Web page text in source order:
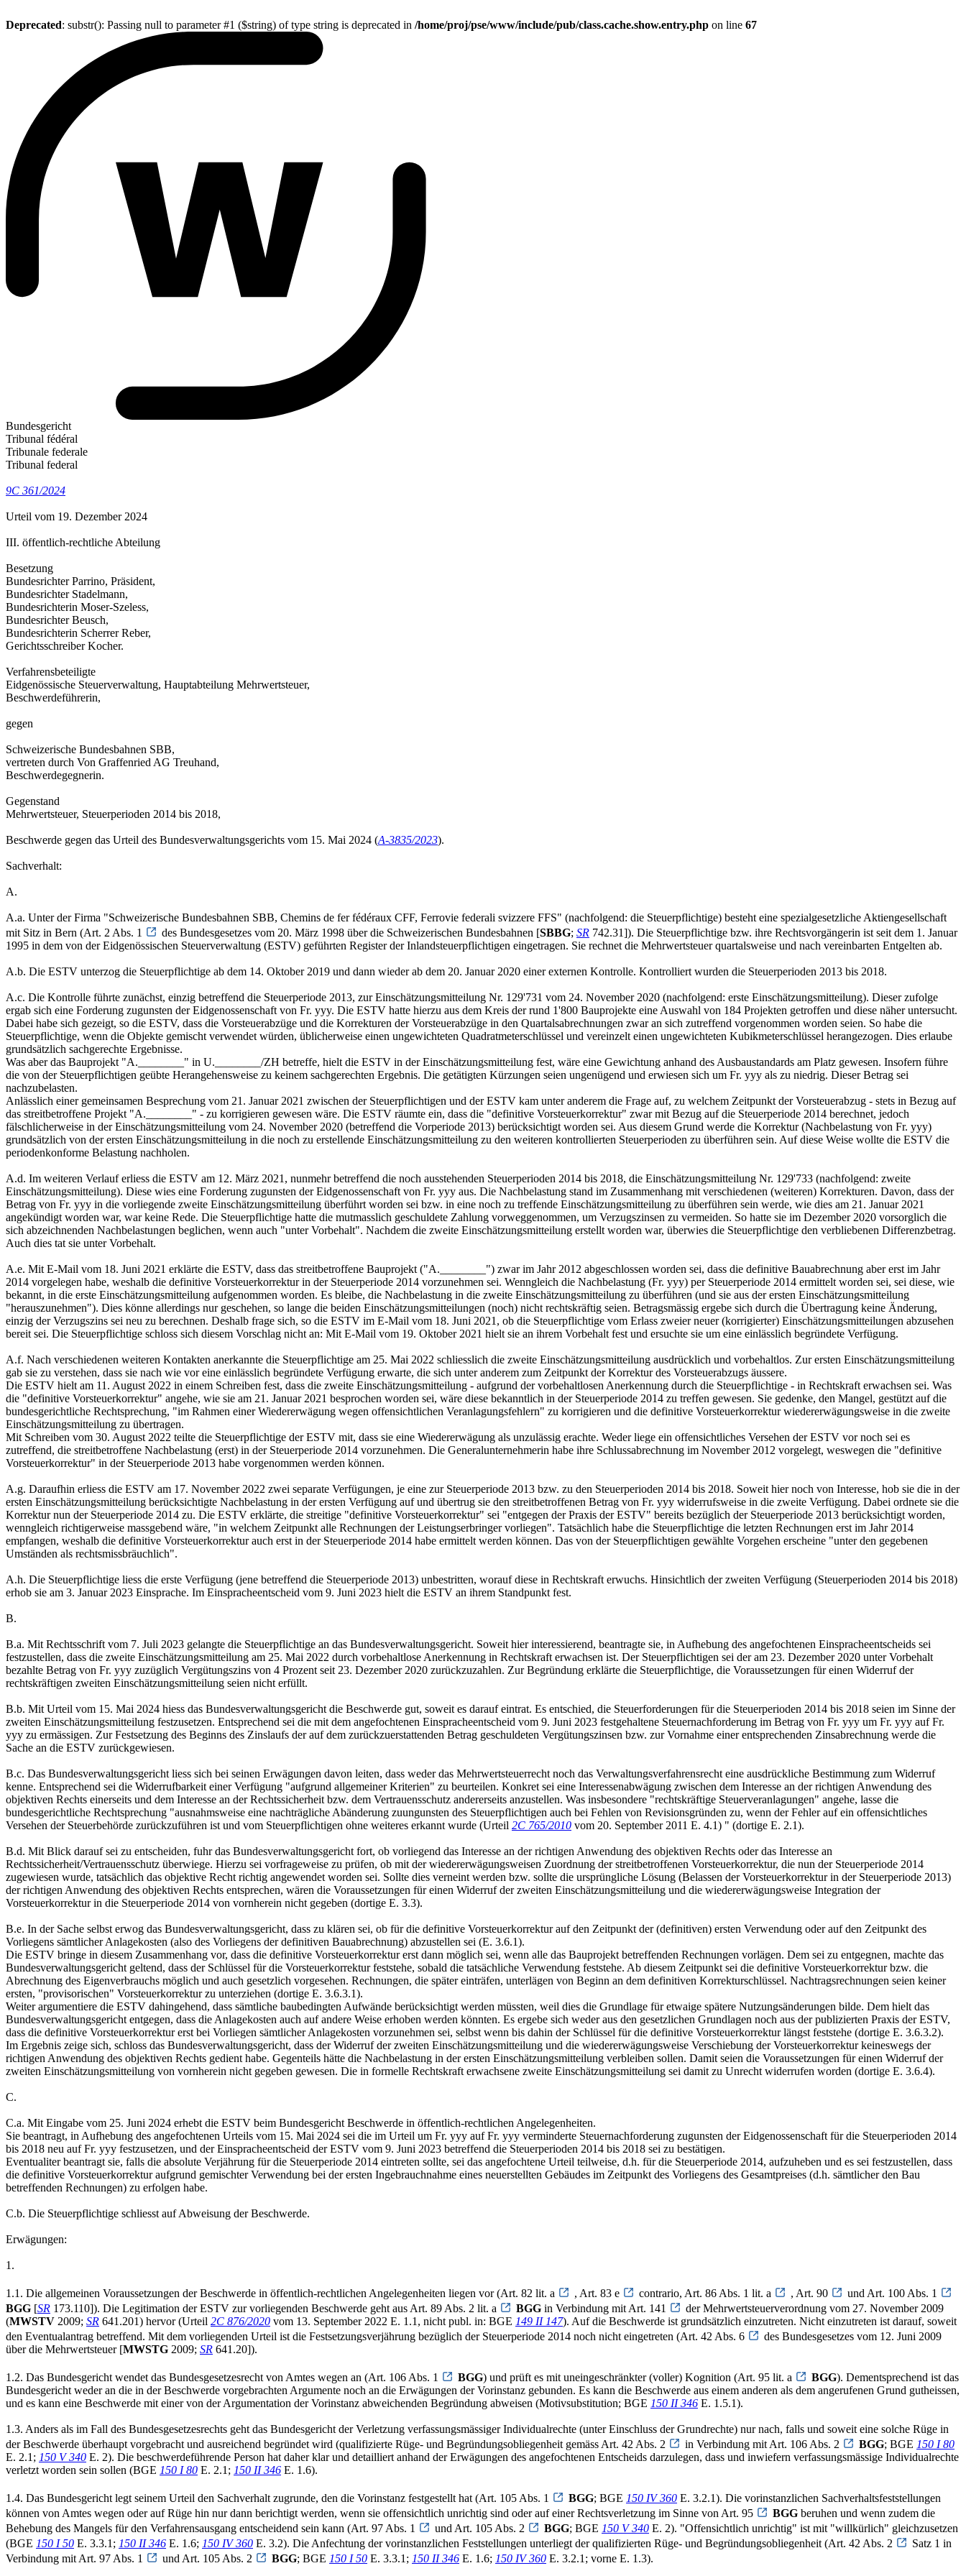
Deprecated: substr(): Passing null to parameter #1 ($string) of type string is deprecated in /home/proj/pse/www/include/pub/class.cache.show.entry.php on line 67
Bundesgericht
Tribunal fédéral
Tribunale federale
Tribunal federal
9C 361/2024
Urteil vom 19. Dezember 2024
III. öffentlich-rechtliche Abteilung
Besetzung
Bundesrichter Parrino, Präsident,
Bundesrichter Stadelmann,
Bundesrichterin Moser-Szeless,
Bundesrichter Beusch,
Bundesrichterin Scherrer Reber,
Gerichtsschreiber Kocher.
Verfahrensbeteiligte
Eidgenössische Steuerverwaltung, Hauptabteilung Mehrwertsteuer,
Beschwerdeführerin,
gegen
Schweizerische Bundesbahnen SBB,
vertreten durch Von Graffenried AG Treuhand,
Beschwerdegegnerin.
Gegenstand
Mehrwertsteuer, Steuerperioden 2014 bis 2018,
Beschwerde gegen das Urteil des Bundesverwaltungsgerichts vom 15. Mai 2024 (A-3835/2023).
Sachverhalt:
A.
A.a. Unter der Firma "Schweizerische Bundesbahnen SBB, Chemins de fer fédéraux CFF, Ferrovie federali svizzere FFS" (nachfolgend: die Steuerpflichtige) besteht eine spezialgesetzliche Aktiengesellschaft
mit Sitz in Bern (Art. 2 Abs. 1
des Bundesgesetzes vom 20. März 1998 über die Schweizerischen Bundesbahnen [SBBG; SR 742.31]). Die Steuerpflichtige bzw. ihre Rechtsvorgängerin ist seit dem 1. Januar
1995 in dem von der Eidgenössischen Steuerverwaltung (ESTV) geführten Register der Inlandsteuerpflichtigen eingetragen. Sie rechnet die Mehrwertsteuer quartalsweise und nach vereinbarten Entgelten ab.
A.b. Die ESTV unterzog die Steuerpflichtige ab dem 14. Oktober 2019 und dann wieder ab dem 20. Januar 2020 einer externen Kontrolle. Kontrolliert wurden die Steuerperioden 2013 bis 2018.
A.c. Die Kontrolle führte zunächst, einzig betreffend die Steuerperiode 2013, zur Einschätzungsmitteilung Nr. 129'731 vom 24. November 2020 (nachfolgend: erste Einschätzungsmitteilung). Dieser zufolge
ergab sich eine Forderung zugunsten der Eidgenossenschaft von Fr. yyy. Die ESTV hatte hierzu aus dem Kreis der rund 1'800 Bauprojekte eine Auswahl von 184 Projekten getroffen und diese näher untersucht.
Dabei habe sich gezeigt, so die ESTV, dass die Vorsteuerabzüge und die Korrekturen der Vorsteuerabzüge in den Quartalsabrechnungen zwar an sich zutreffend vorgenommen worden seien. So habe die
Steuerpflichtige, wenn die Objekte gemischt verwendet würden, üblicherweise einen ungewichteten Quadratmeterschlüssel und vereinzelt einen ungewichteten Kubikmeterschlüssel herangezogen. Dies erlaube
grundsätzlich sachgerechte Ergebnisse.
Was aber das Bauprojekt "A.________" in U.________/ZH betreffe, hielt die ESTV in der Einschätzungsmitteilung fest, wäre eine Gewichtung anhand des Ausbaustandards am Platz gewesen. Insofern führe
die von der Steuerpflichtigen geübte Herangehensweise zu keinem sachgerechten Ergebnis. Die getätigten Kürzungen seien ungenügend und erwiesen sich um Fr. yyy als zu niedrig. Dieser Betrag sei
nachzubelasten.
Anlässlich einer gemeinsamen Besprechung vom 21. Januar 2021 zwischen der Steuerpflichtigen und der ESTV kam unter anderem die Frage auf, zu welchem Zeitpunkt der Vorsteuerabzug - stets in Bezug auf
das streitbetroffene Projekt "A.________" - zu korrigieren gewesen wäre. Die ESTV räumte ein, dass die "definitive Vorsteuerkorrektur" zwar mit Bezug auf die Steuerperiode 2014 berechnet, jedoch
fälschlicherweise in der Einschätzungsmitteilung vom 24. November 2020 (betreffend die Vorperiode 2013) berücksichtigt worden sei. Aus diesem Grund werde die Korrektur (Nachbelastung von Fr. yyy)
grundsätzlich von der ersten Einschätzungsmitteilung in die noch zu erstellende Einschätzungsmitteilung zu den weiteren kontrollierten Steuerperioden zu überführen sein. Auf diese Weise wollte die ESTV die
periodenkonforme Belastung nachholen.
A.d. Im weiteren Verlauf erliess die ESTV am 12. März 2021, nunmehr betreffend die noch ausstehenden Steuerperioden 2014 bis 2018, die Einschätzungsmitteilung Nr. 129'733 (nachfolgend: zweite
Einschätzungsmitteilung). Diese wies eine Forderung zugunsten der Eidgenossenschaft von Fr. yyy aus. Die Nachbelastung stand im Zusammenhang mit verschiedenen (weiteren) Korrekturen. Davon, dass der
Betrag von Fr. yyy in die vorliegende zweite Einschätzungsmitteilung überführt worden sei bzw. in eine noch zu treffende Einschätzungsmitteilung zu überführen sein werde, wie dies am 21. Januar 2021
angekündigt worden war, war keine Rede. Die Steuerpflichtige hatte die mutmasslich geschuldete Zahlung vorweggenommen, um Verzugszinsen zu vermeiden. So hatte sie im Dezember 2020 vorsorglich die
sich abzeichnenden Nachbelastungen beglichen, wenn auch "unter Vorbehalt". Nachdem die zweite Einschätzungsmitteilung erstellt worden war, überwies die Steuerpflichtige den verbliebenen Differenzbetrag.
Auch dies tat sie unter Vorbehalt.
A.e. Mit E-Mail vom 18. Juni 2021 erklärte die ESTV, dass das streitbetroffene Bauprojekt ("A.________") zwar im Jahr 2012 abgeschlossen worden sei, dass die definitive Bauabrechnung aber erst im Jahr
2014 vorgelegen habe, weshalb die definitive Vorsteuerkorrektur in der Steuerperiode 2014 vorzunehmen sei. Wenngleich die Nachbelastung (Fr. yyy) per Steuerperiode 2014 ermittelt worden sei, sei diese, wie
bekannt, in die erste Einschätzungsmitteilung aufgenommen worden. Es bleibe, die Nachbelastung in die zweite Einschätzungsmitteilung zu überführen (und sie aus der ersten Einschätzungsmitteilung
"herauszunehmen"). Dies könne allerdings nur geschehen, so lange die beiden Einschätzungsmitteilungen (noch) nicht rechtskräftig seien. Betragsmässig ergebe sich durch die Übertragung keine Änderung,
einzig der Verzugszins sei neu zu berechnen. Deshalb frage sich, so die ESTV im E-Mail vom 18. Juni 2021, ob die Steuerpflichtige vom Erlass zweier neuer (korrigierter) Einschätzungsmitteilungen abzusehen
bereit sei. Die Steuerpflichtige schloss sich diesem Vorschlag nicht an: Mit E-Mail vom 19. Oktober 2021 hielt sie an ihrem Vorbehalt fest und ersuchte sie um eine einlässlich begründete Verfügung.
A.f. Nach verschiedenen weiteren Kontakten anerkannte die Steuerpflichtige am 25. Mai 2022 schliesslich die zweite Einschätzungsmitteilung ausdrücklich und vorbehaltlos. Zur ersten Einschätzungsmitteilung
gab sie zu verstehen, dass sie nach wie vor eine einlässlich begründete Verfügung erwarte, die sich unter anderem zum Zeitpunkt der Korrektur des Vorsteuerabzugs äussere.
Die ESTV hielt am 11. August 2022 in einem Schreiben fest, dass die zweite Einschätzungsmitteilung - aufgrund der vorbehaltlosen Anerkennung durch die Steuerpflichtige - in Rechtskraft erwachsen sei. Was
die "definitive Vorsteuerkorrektur" angehe, wie sie am 21. Januar 2021 besprochen worden sei, wäre diese bekanntlich in der Steuerperiode 2014 zu treffen gewesen. Sie gedenke, den Mangel, gestützt auf die
bundesgerichtliche Rechtsprechung, "im Rahmen einer Wiedererwägung wegen offensichtlichen Veranlagungsfehlern" zu korrigieren und die definitive Vorsteuerkorrektur wiedererwägungsweise in die zweite
Einschätzungsmitteilung zu übertragen.
Mit Schreiben vom 30. August 2022 teilte die Steuerpflichtige der ESTV mit, dass sie eine Wiedererwägung als unzulässig erachte. Weder liege ein offensichtliches Versehen der ESTV vor noch sei es
zutreffend, die streitbetroffene Nachbelastung (erst) in der Steuerperiode 2014 vorzunehmen. Die Generalunternehmerin habe ihre Schlussabrechnung im November 2012 vorgelegt, weswegen die "definitive
Vorsteuerkorrektur" in der Steuerperiode 2013 habe vorgenommen werden können.
A.g. Daraufhin erliess die ESTV am 17. November 2022 zwei separate Verfügungen, je eine zur Steuerperiode 2013 bzw. zu den Steuerperioden 2014 bis 2018. Soweit hier noch von Interesse, hob sie die in der
ersten Einschätzungsmitteilung berücksichtigte Nachbelastung in der ersten Verfügung auf und übertrug sie den streitbetroffenen Betrag von Fr. yyy widerrufsweise in die zweite Verfügung. Dabei ordnete sie die
Korrektur nun der Steuerperiode 2014 zu. Die ESTV erklärte, die streitige "definitive Vorsteuerkorrektur" sei "entgegen der Praxis der ESTV" bereits bezüglich der Steuerperiode 2013 berücksichtigt worden,
wenngleich richtigerweise massgebend wäre, "in welchem Zeitpunkt alle Rechnungen der Leistungserbringer vorliegen". Tatsächlich habe die Steuerpflichtige die letzten Rechnungen erst im Jahr 2014
empfangen, weshalb die definitive Vorsteuerkorrektur auch erst in der Steuerperiode 2014 habe ermittelt werden können. Das von der Steuerpflichtigen gewählte Vorgehen erscheine "unter den gegebenen
Umständen als rechtsmissbräuchlich".
A.h. Die Steuerpflichtige liess die erste Verfügung (jene betreffend die Steuerperiode 2013) unbestritten, worauf diese in Rechtskraft erwuchs. Hinsichtlich der zweiten Verfügung (Steuerperioden 2014 bis 2018)
erhob sie am 3. Januar 2023 Einsprache. Im Einspracheentscheid vom 9. Juni 2023 hielt die ESTV an ihrem Standpunkt fest.
B.
B.a. Mit Rechtsschrift vom 7. Juli 2023 gelangte die Steuerpflichtige an das Bundesverwaltungsgericht. Soweit hier interessierend, beantragte sie, in Aufhebung des angefochtenen Einspracheentscheids sei
festzustellen, dass die zweite Einschätzungsmitteilung am 25. Mai 2022 durch vorbehaltlose Anerkennung in Rechtskraft erwachsen ist. Der Steuerpflichtigen sei der am 23. Dezember 2020 unter Vorbehalt
bezahlte Betrag von Fr. yyy zuzüglich Vergütungszins von 4 Prozent seit 23. Dezember 2020 zurückzuzahlen. Zur Begründung erklärte die Steuerpflichtige, die Voraussetzungen für einen Widerruf der
rechtskräftigen zweiten Einschätzungsmitteilung seien nicht erfüllt.
B.b. Mit Urteil vom 15. Mai 2024 hiess das Bundesverwaltungsgericht die Beschwerde gut, soweit es darauf eintrat. Es entschied, die Steuerforderungen für die Steuerperioden 2014 bis 2018 seien im Sinne der
zweiten Einschätzungsmitteilung festzusetzen. Entsprechend sei die mit dem angefochtenen Einspracheentscheid vom 9. Juni 2023 festgehaltene Steuernachforderung im Betrag von Fr. yyy um Fr. yyy auf Fr.
yyy zu ermässigen. Zur Festsetzung des Beginns des Zinslaufs der auf dem zurückzuerstattenden Betrag geschuldeten Vergütungszinsen bzw. zur Vornahme einer entsprechenden Zinsabrechnung werde die
Sache an die ESTV zurückgewiesen.
B.c. Das Bundesverwaltungsgericht liess sich bei seinen Erwägungen davon leiten, dass weder das Mehrwertsteuerrecht noch das Verwaltungsverfahrensrecht eine ausdrückliche Bestimmung zum Widerruf
kenne. Entsprechend sei die Widerrufbarkeit einer Verfügung "aufgrund allgemeiner Kriterien" zu beurteilen. Konkret sei eine Interessenabwägung zwischen dem Interesse an der richtigen Anwendung des
objektiven Rechts einerseits und dem Interesse an der Rechtssicherheit bzw. dem Vertrauensschutz andererseits anzustellen. Was insbesondere "rechtskräftige Steuerveranlagungen" angehe, lasse die
bundesgerichtliche Rechtsprechung "ausnahmsweise eine nachträgliche Abänderung zuungunsten des Steuerpflichtigen auch bei Fehlen von Revisionsgründen zu, wenn der Fehler auf ein offensichtliches
Versehen der Steuerbehörde zurückzuführen ist und vom Steuerpflichtigen ohne weiteres erkannt wurde (Urteil 2C 765/2010 vom 20. September 2011 E. 4.1) " (dortige E. 2.1).
B.d. Mit Blick darauf sei zu entscheiden, fuhr das Bundesverwaltungsgericht fort, ob vorliegend das Interesse an der richtigen Anwendung des objektiven Rechts oder das Interesse an
Rechtssicherheit/Vertrauensschutz überwiege. Hierzu sei vorfrageweise zu prüfen, ob mit der wiedererwägungsweisen Zuordnung der streitbetroffenen Vorsteuerkorrektur, die nun der Steuerperiode 2014
zugewiesen wurde, tatsächlich das objektive Recht richtig angewendet worden sei. Sollte dies verneint werden bzw. sollte die ursprüngliche Lösung (Belassen der Vorsteuerkorrektur in der Steuerperiode 2013)
der richtigen Anwendung des objektiven Rechts entsprechen, wären die Voraussetzungen für einen Widerruf der zweiten Einschätzungsmitteilung und die wiedererwägungsweise Integration der
Vorsteuerkorrektur in die Steuerperiode 2014 von vornherein nicht gegeben (dortige E. 3.3).
B.e. In der Sache selbst erwog das Bundesverwaltungsgericht, dass zu klären sei, ob für die definitive Vorsteuerkorrektur auf den Zeitpunkt der (definitiven) ersten Verwendung oder auf den Zeitpunkt des
Vorliegens sämtlicher Anlagekosten (also des Vorliegens der definitiven Bauabrechnung) abzustellen sei (E. 3.6.1).
Die ESTV bringe in diesem Zusammenhang vor, dass die definitive Vorsteuerkorrektur erst dann möglich sei, wenn alle das Bauprojekt betreffenden Rechnungen vorlägen. Dem sei zu entgegnen, machte das
Bundesverwaltungsgericht geltend, dass der Schlüssel für die Vorsteuerkorrektur feststehe, sobald die tatsächliche Verwendung feststehe. Ab diesem Zeitpunkt sei die definitive Vorsteuerkorrektur bzw. die
Abrechnung des Eigenverbrauchs möglich und auch gesetzlich vorgesehen. Rechnungen, die später einträfen, unterlägen von Beginn an dem definitiven Korrekturschlüssel. Nachtragsrechnungen seien keiner
ersten, "provisorischen" Vorsteuerkorrektur zu unterziehen (dortige E. 3.6.3.1).
Weiter argumentiere die ESTV dahingehend, dass sämtliche baubedingten Aufwände berücksichtigt werden müssten, weil dies die Grundlage für etwaige spätere Nutzungsänderungen bilde. Dem hielt das
Bundesverwaltungsgericht entgegen, dass die Anlagekosten auch auf andere Weise erhoben werden könnten. Es ergebe sich weder aus den gesetzlichen Grundlagen noch aus der publizierten Praxis der ESTV,
dass die definitive Vorsteuerkorrektur erst bei Vorliegen sämtlicher Anlagekosten vorzunehmen sei, selbst wenn bis dahin der Schlüssel für die definitive Vorsteuerkorrektur längst feststehe (dortige E. 3.6.3.2).
Im Ergebnis zeige sich, schloss das Bundesverwaltungsgericht, dass der Widerruf der zweiten Einschätzungsmitteilung und die wiedererwägungsweise Verschiebung der Vorsteuerkorrektur keineswegs der
richtigen Anwendung des objektiven Rechts gedient habe. Gegenteils hätte die Nachbelastung in der ersten Einschätzungsmitteilung verbleiben sollen. Damit seien die Voraussetzungen für einen Widerruf der
zweiten Einschätzungsmitteilung von vornherein nicht gegeben gewesen. Die in formelle Rechtskraft erwachsene zweite Einschätzungsmitteilung sei damit zu Unrecht widerrufen worden (dortige E. 3.6.4).
C.
C.a. Mit Eingabe vom 25. Juni 2024 erhebt die ESTV beim Bundesgericht Beschwerde in öffentlich-rechtlichen Angelegenheiten.
Sie beantragt, in Aufhebung des angefochtenen Urteils vom 15. Mai 2024 sei die im Urteil um Fr. yyy auf Fr. yyy verminderte Steuernachforderung zugunsten der Eidgenossenschaft für die Steuerperioden 2014
bis 2018 neu auf Fr. yyy festzusetzen, und der Einspracheentscheid der ESTV vom 9. Juni 2023 betreffend die Steuerperioden 2014 bis 2018 sei zu bestätigen.
Eventualiter beantragt sie, falls die absolute Verjährung für die Steuerperiode 2014 eintreten sollte, sei das angefochtene Urteil teilweise, d.h. für die Steuerperiode 2014, aufzuheben und es sei festzustellen, dass
die definitive Vorsteuerkorrektur aufgrund gemischter Verwendung bei der ersten Ingebrauchnahme eines neuerstellten Gebäudes im Zeitpunkt des Vorliegens des Gesamtpreises (d.h. sämtlicher den Bau
betreffenden Rechnungen) zu erfolgen habe.
C.b. Die Steuerpflichtige schliesst auf Abweisung der Beschwerde.
Erwägungen:
1.
1.1. Die allgemeinen Voraussetzungen der Beschwerde in öffentlich-rechtlichen Angelegenheiten liegen vor (Art. 82 lit. a , Art. 83 e contrario, Art. 86 Abs. 1 lit. a , Art. 90
und Art. 100 Abs. 1
BGG [SR 173.110]). Die Legitimation der ESTV zur vorliegenden Beschwerde geht aus Art. 89 Abs. 2 lit. a BGG in Verbindung mit Art. 141
der Mehrwertsteuerverordnung vom 27. November 2009
(MWSTV 2009; SR 641.201) hervor (Urteil 2C 876/2020 vom 13. September 2022 E. 1.1, nicht publ. in: BGE 149 II 147). Auf die Beschwerde ist grundsätzlich einzutreten. Nicht einzutreten ist darauf, soweit
den Eventualantrag betreffend. Mit dem vorliegenden Urteil ist die Festsetzungsverjährung bezüglich der Steuerperiode 2014 noch nicht eingetreten (Art. 42 Abs. 6
des Bundesgesetzes vom 12. Juni 2009
über die Mehrwertsteuer [MWSTG 2009; SR 641.20]).
1.2. Das Bundesgericht wendet das Bundesgesetzesrecht von Amtes wegen an (Art. 106 Abs. 1 BGG) und prüft es mit uneingeschränkter (voller) Kognition (Art. 95 lit. a BGG). Dementsprechend ist das
Bundesgericht weder an die in der Beschwerde vorgebrachten Argumente noch an die Erwägungen der Vorinstanz gebunden. Es kann die Beschwerde aus einem anderen als dem angerufenen Grund gutheissen,
und es kann eine Beschwerde mit einer von der Argumentation der Vorinstanz abweichenden Begründung abweisen (Motivsubstitution; BGE 150 II 346 E. 1.5.1).
1.3. Anders als im Fall des Bundesgesetzesrechts geht das Bundesgericht der Verletzung verfassungsmässiger Individualrechte (unter Einschluss der Grundrechte) nur nach, falls und soweit eine solche Rüge in
der Beschwerde überhaupt vorgebracht und ausreichend begründet wird (qualifizierte Rüge- und Begründungsobliegenheit gemäss Art. 42 Abs. 2
in Verbindung mit Art. 106 Abs. 2 BGG; BGE 150 I 80
E. 2.1; 150 V 340 E. 2). Die beschwerdeführende Person hat daher klar und detailliert anhand der Erwägungen des angefochtenen Entscheids darzulegen, dass und inwiefern verfassungsmässige Individualrechte
verletzt worden sein sollen (BGE 150 I 80 E. 2.1; 150 II 346 E. 1.6).
1.4. Das Bundesgericht legt seinem Urteil den Sachverhalt zugrunde, den die Vorinstanz festgestellt hat (Art. 105 Abs. 1 BGG; BGE 150 IV 360 E. 3.2.1). Die vorinstanzlichen Sachverhaltsfeststellungen
können von Amtes wegen oder auf Rüge hin nur dann berichtigt werden, wenn sie offensichtlich unrichtig sind oder auf einer Rechtsverletzung im Sinne von Art. 95
BGG beruhen und wenn zudem die
Behebung des Mangels für den Verfahrensausgang entscheidend sein kann (Art. 97 Abs. 1
und Art. 105 Abs. 2 BGG; BGE 150 V 340 E. 2). "Offensichtlich unrichtig" ist mit "willkürlich" gleichzusetzen
(BGE 150 I 50 E. 3.3.1; 150 II 346 E. 1.6; 150 IV 360 E. 3.2). Die Anfechtung der vorinstanzlichen Feststellungen unterliegt der qualifizierten Rüge- und Begründungsobliegenheit (Art. 42 Abs. 2
Satz 1 in
Verbindung mit Art. 97 Abs. 1
und Art. 105 Abs. 2 BGG; BGE 150 I 50 E. 3.3.1; 150 II 346 E. 1.6; 150 IV 360 E. 3.2.1; vorne E. 1.3).